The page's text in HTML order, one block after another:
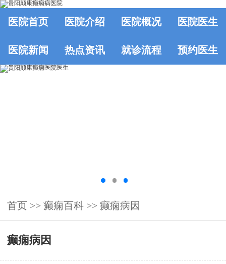
医院首页 医院介绍 医院概况 医院医生
医院新闻 热点资讯 就诊流程 预约医生
首页 >> 癫痫百科 >> 癫痫病因
癫痫病因